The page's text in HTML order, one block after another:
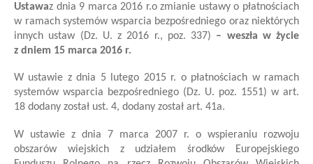
Ustawaz dnia 9 marca 2016 r.o zmianie ustawy o płatnościach
w ramach systemów wsparcia bezpośredniego oraz niektórych
innych ustaw (Dz. U. z 2016 r., poz. 337) – weszła w życie
z dniem 15 marca 2016 r.
W ustawie z dnia 5 lutego 2015 r. o płatnościach w ramach
systemów wsparcia bezpośredniego (Dz. U. poz. 1551) w art.
18 dodany został ust. 4, dodany został art. 41a.
W ustawie z dnia 7 marca 2007 r. o wspieraniu rozwoju
obszarów wiejskich z udziałem środków Europejskiego